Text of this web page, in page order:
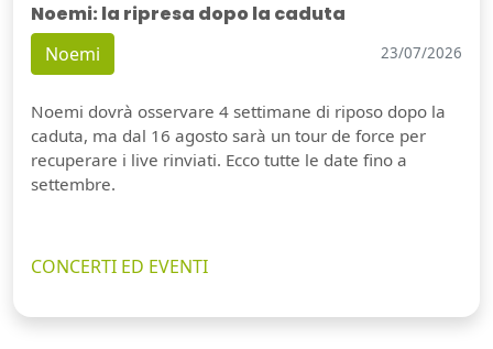
Noemi: la ripresa dopo la caduta
Noemi 23/07/2026
Noemi dovrà osservare 4 settimane di riposo dopo la
caduta, ma dal 16 agosto sarà un tour de force per
recuperare i live rinviati. Ecco tutte le date fino a
settembre.
CONCERTI ED EVENTI